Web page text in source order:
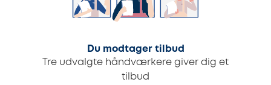
Du modtager tilbud
Tre udvalgte håndværkere giver dig et
tilbud